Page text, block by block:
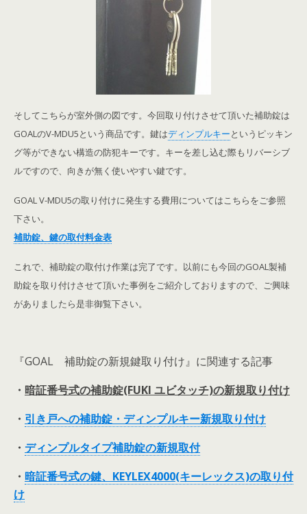
そしてこちらが室外側の図です。今回取り付けさせて頂いた補助錠は
GOALのV-MDU5という商品です。鍵はディンプルキーというピッキン
グ等ができない構造の防犯キーです。キーを差し込む際もリバーシブ
ルですので、向きが無く使いやすい鍵です。
GOAL V-MDU5の取り付けに発生する費用についてはこちらをご参照
下さい。
補助錠、鍵の取付料金表
これで、補助錠の取付け作業は完了です。以前にも今回のGOAL製補
助錠を取り付けさせて頂いた事例をご紹介しておりますので、ご興味
がありましたら是非御覧下さい。
『GOAL 補助錠の新規鍵取り付け』に関連する記事
・ 暗証番号式の補助錠(FUKI ユビタッチ)の新規取り付け
・ 引き戸への補助錠・ディンプルキー新規取り付け
・ ディンプルタイプ補助錠の新規取付
・ 暗証番号式の鍵、KEYLEX4000(キーレックス)の取り付
け